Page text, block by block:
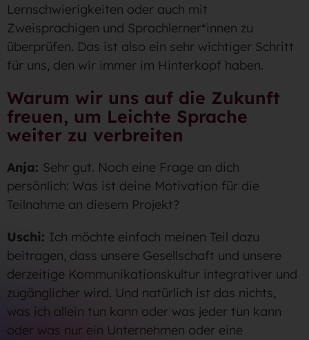
Lernschwierigkeiten oder auch mit
Zweisprachigen und Sprachlerner*innen zu
überprüfen. Das ist also ein sehr wichtiger Schritt
für uns, den wir immer im Hinterkopf haben.
Warum wir uns auf die Zukunft
freuen, um Leichte Sprache
weiter zu verbreiten
Anja: Sehr gut. Noch eine Frage an dich
persönlich: Was ist deine Motivation für die
Teilnahme an diesem Projekt?
Uschi: Ich möchte einfach meinen Teil dazu
beitragen, dass unsere Gesellschaft und unsere
derzeitige Kommunikationskultur integrativer und
zugänglicher wird. Und natürlich ist das nichts,
was ich allein tun kann oder was jeder tun kann
oder was nur ein Unternehmen oder eine